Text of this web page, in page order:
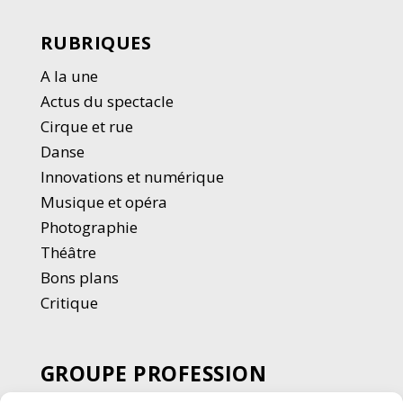
RUBRIQUES
A la une
Actus du spectacle
Cirque et rue
Danse
Innovations et numérique
Musique et opéra
Photographie
Théâtre
Bons plans
Critique
GROUPE PROFESSION